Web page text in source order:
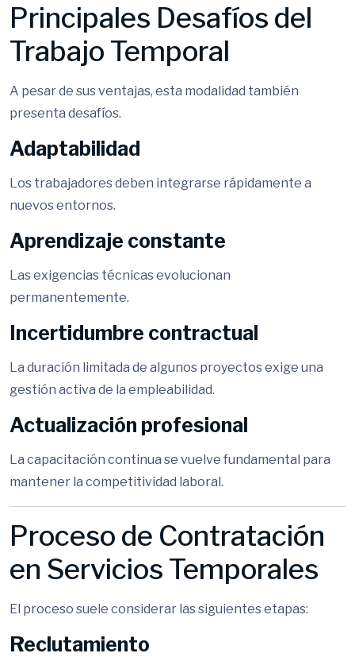
Principales Desafíos del
Trabajo Temporal
A pesar de sus ventajas, esta modalidad también
presenta desafíos.
Adaptabilidad
Los trabajadores deben integrarse rápidamente a
nuevos entornos.
Aprendizaje constante
Las exigencias técnicas evolucionan
permanentemente.
Incertidumbre contractual
La duración limitada de algunos proyectos exige una
gestión activa de la empleabilidad.
Actualización profesional
La capacitación continua se vuelve fundamental para
mantener la competitividad laboral.
Proceso de Contratación
en Servicios Temporales
El proceso suele considerar las siguientes etapas:
Reclutamiento